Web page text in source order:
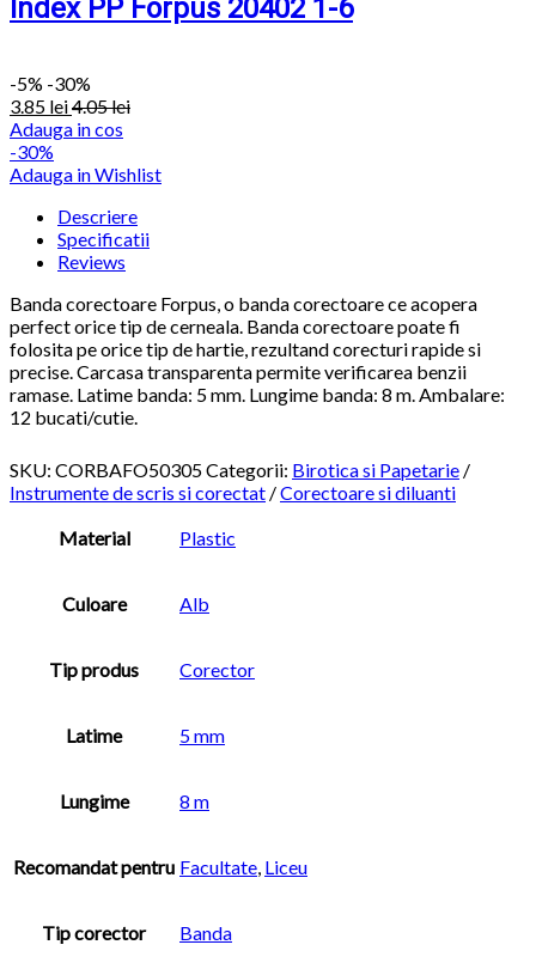
Index PP Forpus 20402 1-6
-5% -30%
3.85 lei4.05lei
Adauga in cos
-30%
Adauga in Wishlist
Descriere
Specificatii
Reviews
Banda corectoare Forpus, o banda corectoare ce acopera
perfect orice tip de cerneala. Banda corectoare poate fi
folosita pe orice tip de hartie, rezultand corecturi rapide si
precise. Carcasa transparenta permite verificarea benzii
ramase. Latime banda: 5 mm. Lungime banda: 8 m. Ambalare:
12 bucati/cutie.
SKU: CORBAFO50305Categorii: Birotica si Papetarie /
Instrumente de scris si corectat /Corectoare si diluanti
Material
Plastic
Culoare Alb
Tip produs Corector
Latime 5 mm
Lungime 8 m
Recomandat pentru Facultate, Liceu
Tip corector Banda